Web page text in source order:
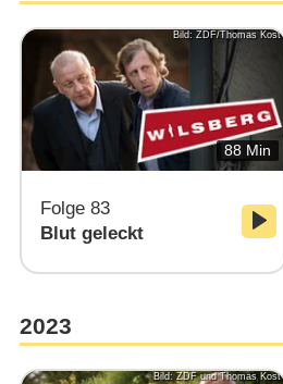
Bild: ZDF/Thomas Kost
88 Min
Folge 83
Blut geleckt
2023
Bild: ZDF und Thomas Kost